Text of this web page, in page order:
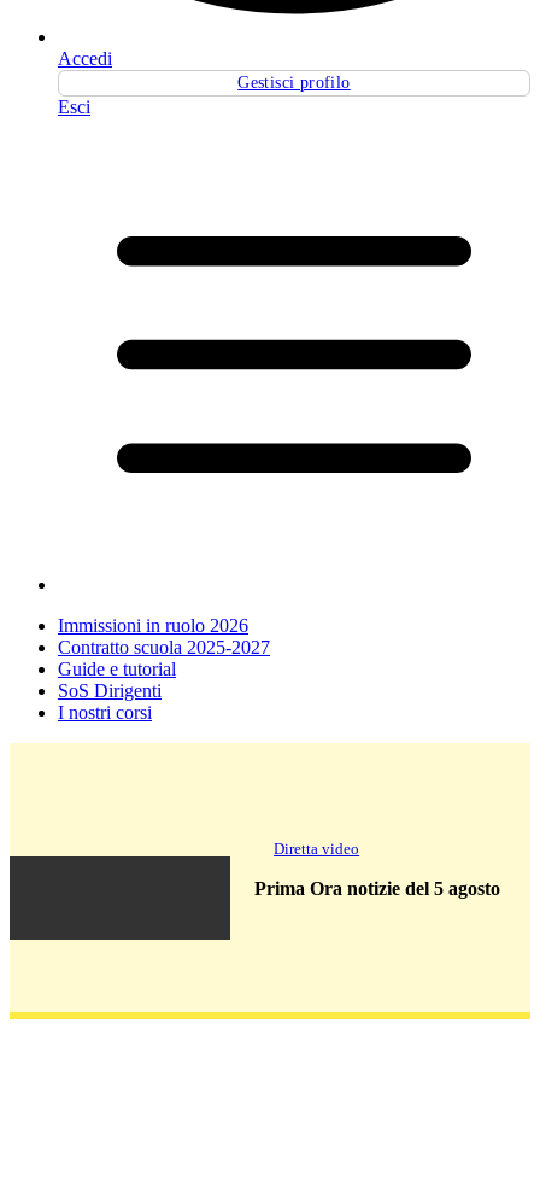
Accedi
Gestisci profilo
Esci
Immissioni in ruolo 2026
Contratto scuola 2025-2027
Guide e tutorial
SoS Dirigenti
I nostri corsi
Diretta video
Prima Ora notizie del 5 agosto